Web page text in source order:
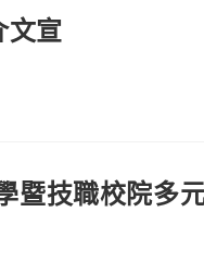
文宣
暨技職校院多